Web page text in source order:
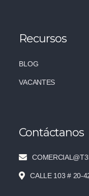
Recursos
BLOG
VACANTES
Contáctanos
CALLE 103 # 20-